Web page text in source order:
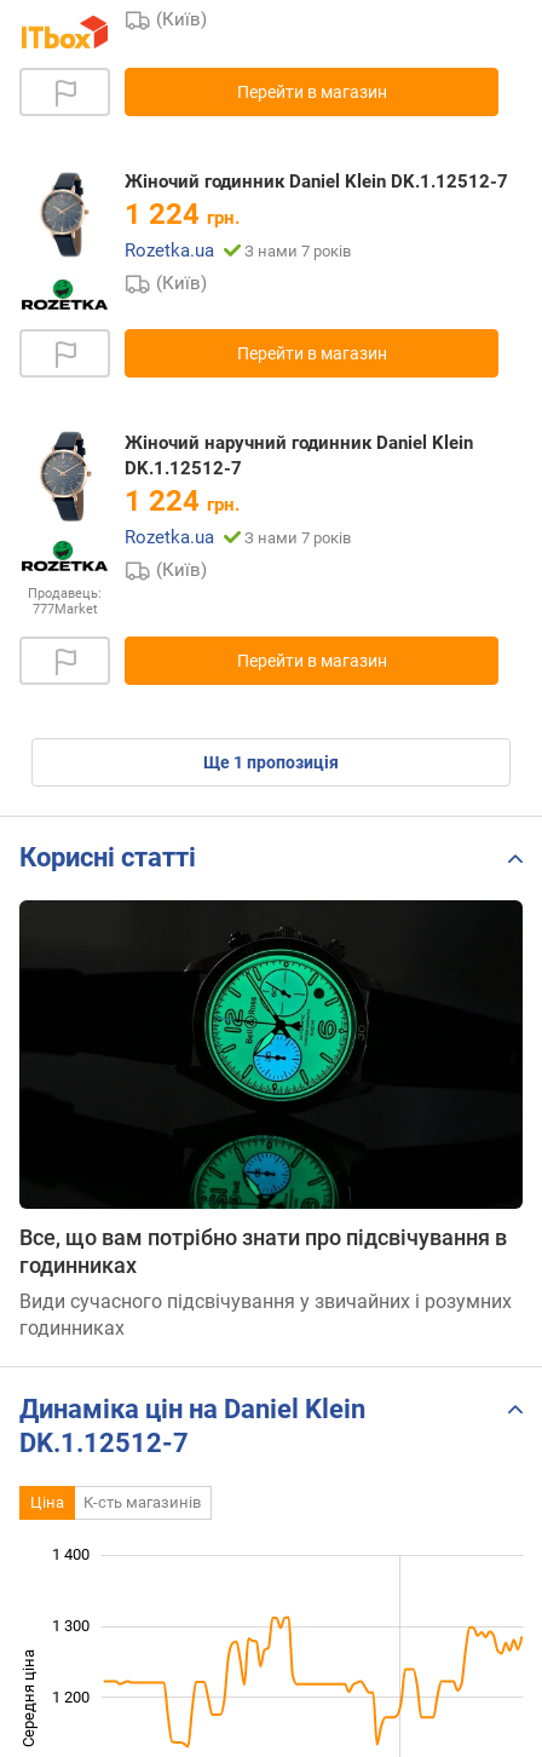
(Київ)
Перейти в магазин
Жіночий годинник Daniel Klein DK.1.12512-7
1 224 грн.
Rozetka.ua
З нами 7 років
(Київ)
Перейти в магазин
Продавець:
777Market
Жіночий наручний годинник Daniel Klein
DK.1.12512-7
1 224 грн.
Rozetka.ua
З нами 7 років
(Київ)
Перейти в магазин
ще 1 пропозиція
Корисні статті
Все, що вам потрібно знати про підсвічування в
годинниках
Види сучасного підсвічування у звичайних і розумних
годинниках
Динаміка цін на Daniel Klein
DK.1.12512-7
Ціна К-сть магазинів
Середня ціна 1 000
1 200
1 300
1 400